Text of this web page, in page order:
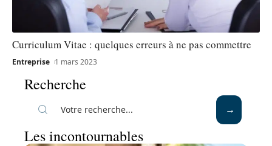
Curriculum Vitae : quelques erreurs à ne pas commettre
Entreprise 1 mars 2023
Recherche
Les incontournables